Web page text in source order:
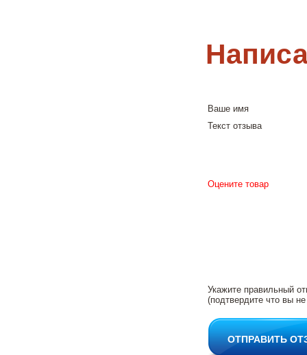
Ваше имя
Текст отзыва
Оцените товар
Укажите правильный
(подтвердите что вы
ОТПРАВИТЬ